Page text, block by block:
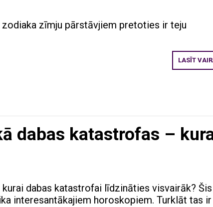
zīmju pārstāvjiem pretoties ir teju
LASĪT
dabas katastrofas –
kurai dabas katastrofai līdzināties visvairāk?
interesantākajiem horoskopiem. Turklāt tas ir